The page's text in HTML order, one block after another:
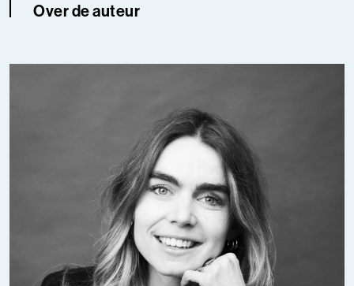
Over de auteur